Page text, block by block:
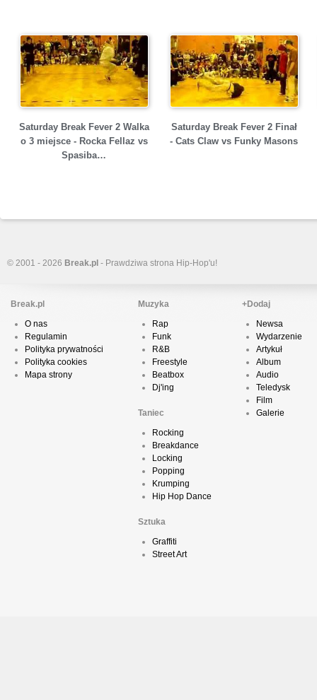
Saturday Break Fever 2 Walka
o 3 miejsce - Rocka Fellaz vs
Spasiba…
Saturday Break Fever 2 Finał
- Cats Claw vs Funky Masons
© 2001 - 2026 Break.pl - Prawdziwa strona Hip-Hop'u!
Break.pl
O nas
Regulamin
Polityka prywatności
Polityka cookies
Mapa strony
Muzyka
Rap
Funk
R&B
Freestyle
Beatbox
Dj'ing
Taniec
Rocking
Breakdance
Locking
Popping
Krumping
Hip Hop Dance
Sztuka
Graffiti
Street Art
+Dodaj
Newsa
Wydarzenie
Artykuł
Album
Audio
Teledysk
Film
Galerie